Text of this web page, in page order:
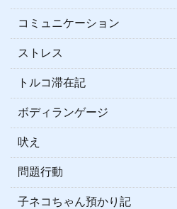
コミュニケーション
ストレス
トルコ滞在記
ボディランゲージ
吠え
問題行動
子ネコちゃん預かり記